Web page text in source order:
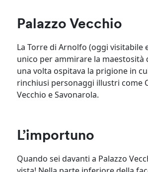
Palazzo Vecchio
La Torre di Arnolfo (oggi visitabile
unico per ammirare la maestosità
una volta ospitava la prigione in
rinchiusi personaggi illustri come
Vecchio e Savonarola.
L’importuno
Quando sei davanti a Palazzo